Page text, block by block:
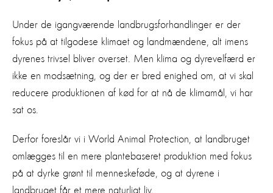
Under de igangværende landbrugsforhandlinger er der
fokus på at tilgodese klimaet og landmændene, alt imens
dyrenes trivsel bliver overset. Men klima og dyrevelfærd er
ikke en modsætning, og der er bred enighed om, at vi skal
reducere produktionen af kød for at nå de klimamål, vi har
sat os.
Derfor foreslår vi i World Animal Protection, at landbruget
omlægges til en mere plantebaseret produktion med fokus
på at dyrke grønt til menneskeføde, og at dyrene i
landbruget får et mere naturligt liv.